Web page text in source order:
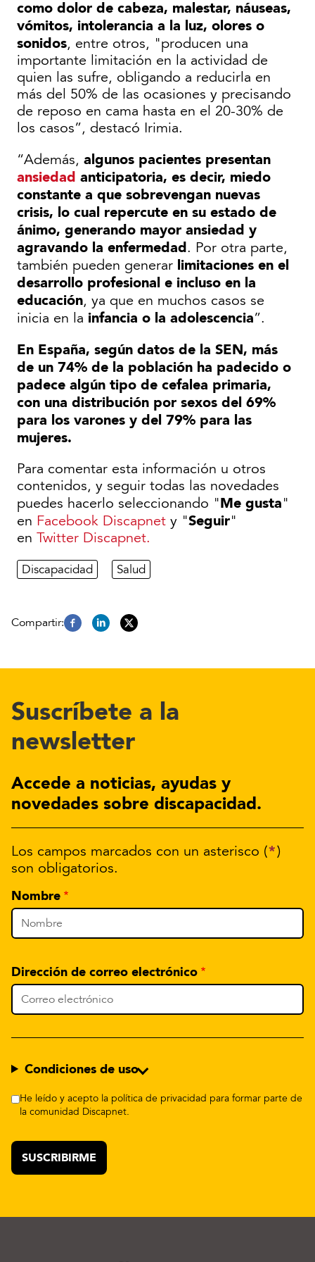
como dolor de cabeza, malestar, náuseas,
vómitos, intolerancia a la luz, olores o
sonidos, entre otros, "producen una
importante limitación en la actividad de
quien las sufre, obligando a reducirla en
más del 50% de las ocasiones y precisando
de reposo en cama hasta en el 20-30% de
los casos”, destacó Irimia.
“Además, algunos pacientes presentan
ansiedad anticipatoria, es decir, miedo
constante a que sobrevengan nuevas
crisis, lo cual repercute en su estado de
ánimo, generando mayor ansiedad y
agravando la enfermedad. Por otra parte,
también pueden generar limitaciones en el
desarrollo profesional e incluso en la
educación, ya que en muchos casos se
inicia en la infancia o la adolescencia”.
En España, según datos de la SEN, más
de un 74% de la población ha padecido o
padece algún tipo de cefalea primaria,
con una distribución por sexos del 69%
para los varones y del 79% para las
mujeres.
Para comentar esta información u otros
contenidos, y seguir todas las novedades
puedes hacerlo seleccionando "Me gusta"
en Facebook Discapnet y "Seguir"
en Twitter Discapnet.
Discapacidad Salud
Suscríbete a la
newsletter
Accede a noticias, ayudas y
novedades sobre discapacidad.
Los campos marcados con un asterisco (*)
son obligatorios.
Nombre
Dirección de correo electrónico
Condiciones de uso
He leído y acepto la política de privacidad para formar parte de
la comunidad Discapnet.